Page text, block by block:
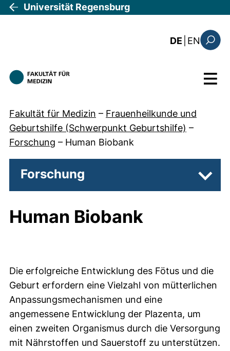
Direkt zum Inhalt
Universität Regensburg
DE EN: the
Menü
Fakultät für Medizin – Frauenheilkunde und
Geburtshilfe (Schwerpunkt Geburtshilfe) –
Forschung – Human Biobank
Forschung
Human Biobank
Die erfolgreiche Entwicklung des Fötus und die
Geburt erfordern eine Vielzahl von mütterlichen
Anpassungsmechanismen und eine
angemessene Entwicklung der Plazenta, um
einen zweiten Organismus durch die Versorgung
mit Nährstoffen und Sauerstoff zu unterstützen.